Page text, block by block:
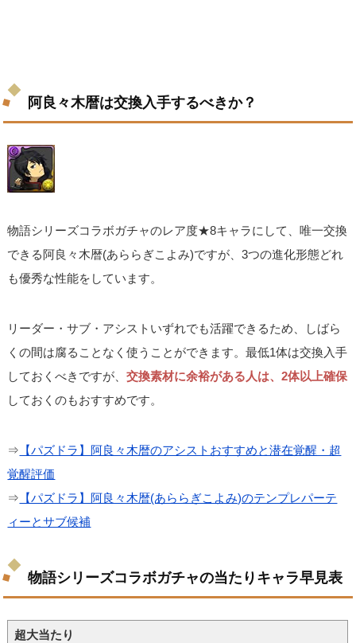
阿良々木暦は交換入手するべきか？
物語シリーズコラボガチャのレア度★8キャラにして、唯一交換
できる阿良々木暦(あららぎこよみ)ですが、3つの進化形態どれ
も優秀な性能をしています。
リーダー・サブ・アシストいずれでも活躍できるため、しばら
くの間は腐ることなく使うことができます。最低1体は交換入手
しておくべきですが、交換素材に余裕がある人は、2体以上確保
しておくのもおすすめです。
⇒ 【パズドラ】阿良々木暦のアシストおすすめと潜在覚醒・超
覚醒評価
⇒ 【パズドラ】阿良々木暦(あららぎこよみ)のテンプレパーテ
ィーとサブ候補
物語シリーズコラボガチャの当たりキャラ早見表
超大当たり